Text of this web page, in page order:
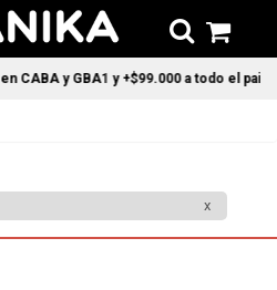
+$99.000 a todo el pais